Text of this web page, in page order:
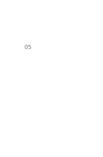
05